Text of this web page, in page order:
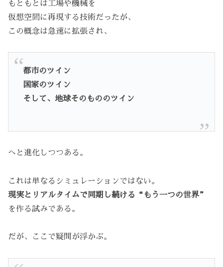
もともとは工場や機械を
仮想空間に再現する技術だったが、
この概念は急速に拡張され、
都市のツイン
国家のツイン
そして、地球そのもののツイン
へと進化しつつある。
これは単なるシミュレーションではない。
現実とリアルタイムで同期し続ける“もう一つの世界”
を作る試みである。
だが、ここで疑問が浮かぶ。